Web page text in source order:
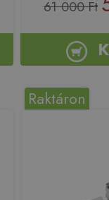
61 000 Ft
Raktáron